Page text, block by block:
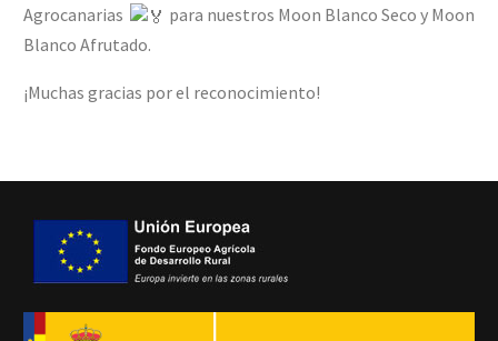
Agrocanarias
para nuestros Moon Blanco Seco y Moon
Blanco Afrutado.
¡Muchas gracias por el reconocimiento!